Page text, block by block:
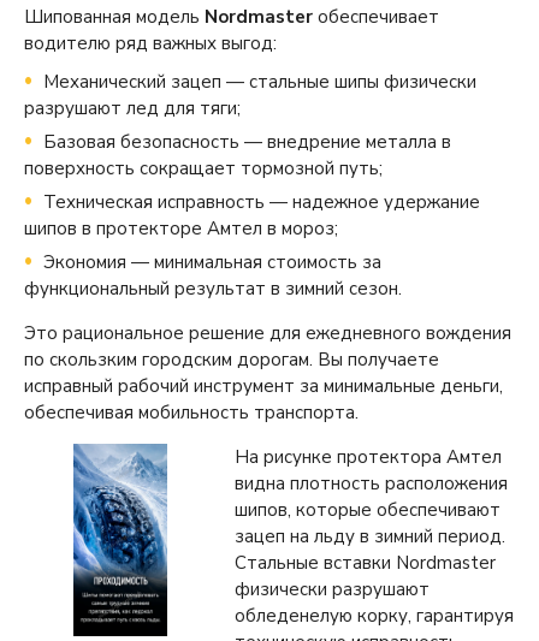
Шипованная модель Nordmaster обеспечивает
водителю ряд важных выгод:
Механический зацеп — стальные шипы физически
разрушают лед для тяги;
Базовая безопасность — внедрение металла в
поверхность сокращает тормозной путь;
Техническая исправность — надежное удержание
шипов в протекторе Амтел в мороз;
Экономия — минимальная стоимость за
функциональный результат в зимний сезон.
Это рациональное решение для ежедневного вождения
по скользким городским дорогам. Вы получаете
исправный рабочий инструмент за минимальные деньги,
обеспечивая мобильность транспорта.
На рисунке протектора Амтел
видна плотность расположения
шипов, которые обеспечивают
зацеп на льду в зимний период.
Стальные вставки Nordmaster
физически разрушают
обледенелую корку, гарантируя